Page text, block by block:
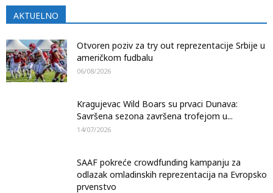
AKTUELNO
Otvoren poziv za try out reprezentacije Srbije u
američkom fudbalu
06/08/2026
Kragujevac Wild Boars su prvaci Dunava:
Savršena sezona završena trofejom u...
14/07/2026
SAAF pokreće crowdfunding kampanju za
odlazak omladinskih reprezentacija na Evropsko
prvenstvo